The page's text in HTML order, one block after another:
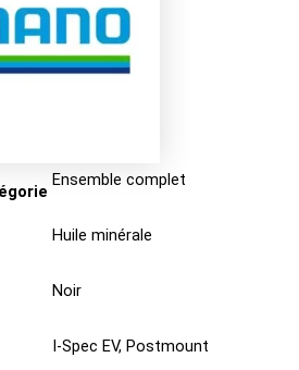
Ensemble complet
Huile minérale
Noir
I-Spec EV, Postmount